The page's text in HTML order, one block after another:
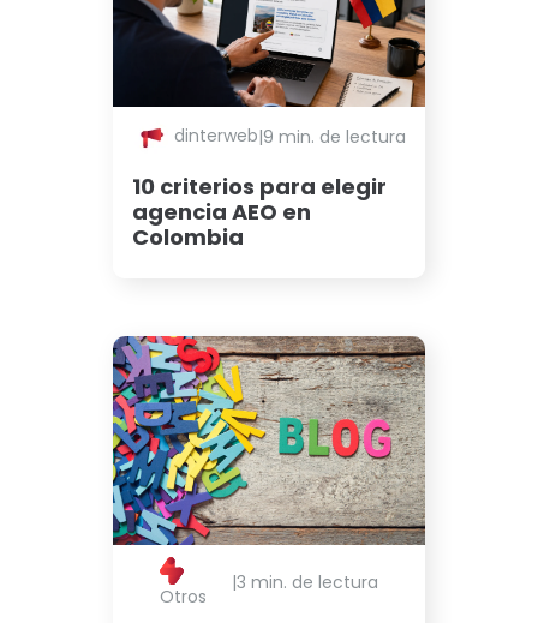
dinterweb|9 min. de lectura
10 criterios para elegir
agencia AEO en
Colombia
Otros
|3 min. de lectura